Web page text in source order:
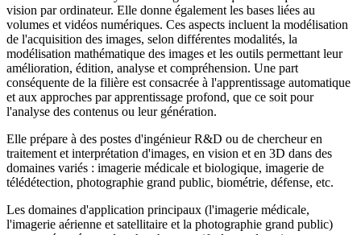
vision par ordinateur. Elle donne également les bases liées au
volumes et vidéos numériques. Ces aspects incluent la modélisation
de l'acquisition des images, selon différentes modalités, la
modélisation mathématique des images et les outils permettant leur
amélioration, édition, analyse et compréhension. Une part
conséquente de la filière est consacrée à l'apprentissage automatique
et aux approches par apprentissage profond, que ce soit pour
l'analyse des contenus ou leur génération.
Elle prépare à des postes d'ingénieur R&D ou de chercheur en
traitement et interprétation d'images, en vision et en 3D dans des
domaines variés : imagerie médicale et biologique, imagerie de
télédétection, photographie grand public, biométrie, défense, etc.
Les domaines d'application principaux (l'imagerie médicale,
l'imagerie aérienne et satellitaire et la photographie grand public)